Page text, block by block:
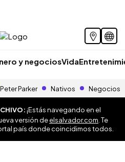
y negociosVida
Peter Parker Nativos Negocios
¡Estás navegando en el
versión deelsalvador.com . Te
país donde coincidimos todos.